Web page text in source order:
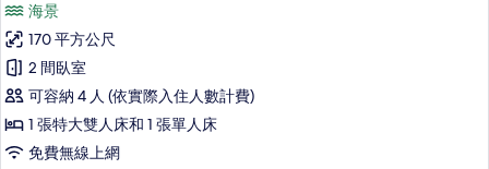
情
Sky
Villa
2
Bedrooms
的
所
海景
170 平方公尺
2 間臥室
可容納 4 人 (依實際入住人數計費)
1 張特大雙人床和 1 張單人床
免費無線上網